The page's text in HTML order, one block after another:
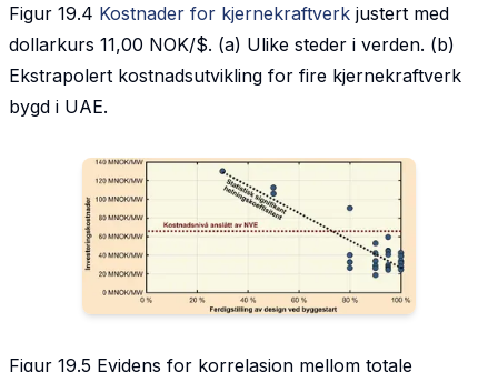
Figur 19.4 Kostnader for kjernekraftverk justert med
dollarkurs 11,00 NOK/$. (a) Ulike steder i verden. (b)
Ekstrapolert kostnadsutvikling for fire kjernekraftverk
bygd i UAE.
Figur 19.5 Evidens for korrelasjon mellom totale